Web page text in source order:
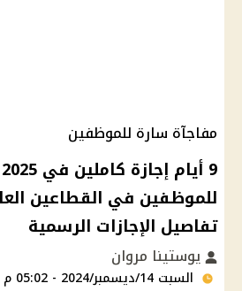
مفاجآة سارة للموظفين
للموظفين في القطاعين
تفاصيل الإجازات الرسمية
يوستينا مروان
السبت 14/ديسمبر/2024 - 05:02 م